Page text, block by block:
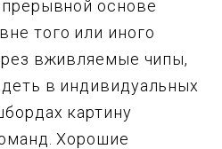
основе
того или иного
вживляемые чипы,
в индивидуальных
картину
Хорошие